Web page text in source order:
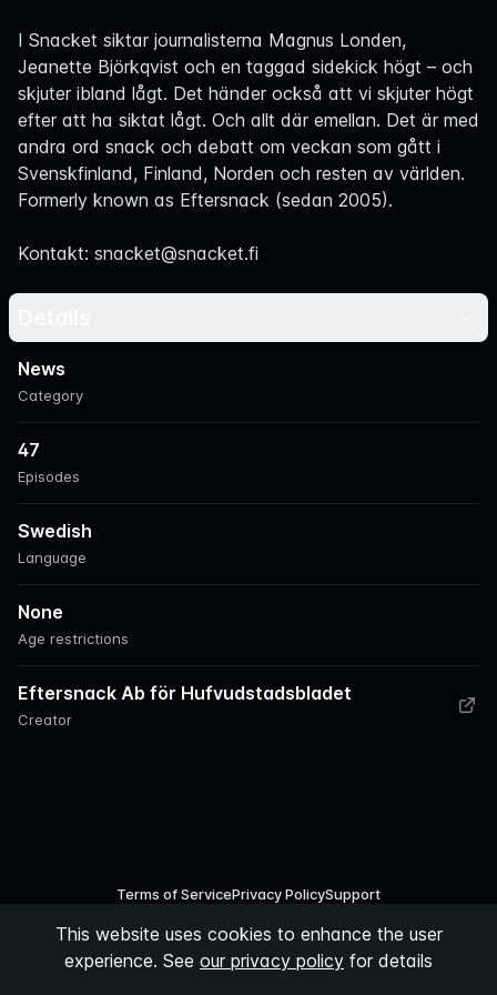
Navigation
I Snacket siktar journalisterna Magnus Londen,
Jeanette Björkqvist och en taggad sidekick högt – och
skjuter ibland lågt. Det händer också att vi skjuter högt
efter att ha siktat lågt. Och allt där emellan. Det är med
andra ord snack och debatt om veckan som gått i
Svenskfinland, Finland, Norden och resten av världen.
Formerly known as Eftersnack (sedan 2005).
Kontakt: snacket@snacket.fi
Category
News
Episodes
47
Language
Swedish
Age restrictions
None
Creator
Eftersnack Ab för Hufvudstadsbladet
Terms of ServicePrivacy PolicySupport
Podspace AB
This website uses cookies to enhance the user
experience. See our privacy policy for details